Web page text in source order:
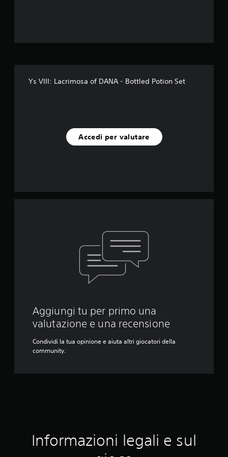
Ys VIII: Lacrimosa of DANA - Bottled Potion Set
Accedi per valutare
Aggiungi tu per primo una
valutazione e una recensione
Condividi la tua opinione e aiuta altri giocatori della
community.
Informazioni legali e sul